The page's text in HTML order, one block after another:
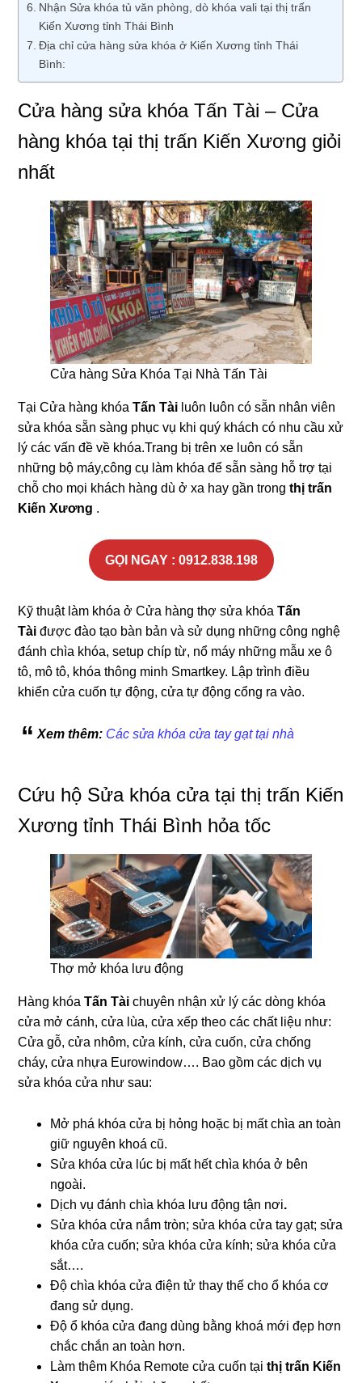
Nhận Sửa khóa tủ văn phòng, dò khóa vali tại thị trấn
Kiến Xương tỉnh Thái Bình
Địa chỉ cửa hàng sửa khóa ở Kiến Xương tỉnh Thái
Bình:
Cửa hàng sửa khóa Tấn Tài – Cửa
hàng khóa tại thị trấn Kiến Xương giỏi
nhất
Cửa hàng Sửa Khóa Tại Nhà Tấn Tài
Tại Cửa hàng khóaTấn Tài luôn luôn có sẵn nhân viên
sửa khóa sẵn sàng phục vụ khi quý khách có nhu cầu xử
lý các vấn đề về khóa.Trang bị trên xe luôn có sẵn
những bộ máy,công cụ làm khóa để sẵn sàng hỗ trợ tại
chỗ cho mọi khách hàng dù ở xa hay gần trongthị trấn
Kiến Xương .
GỌI NGAY : 0912.838.198
Kỹ thuật làm khóa ở Cửa hàng thợ sửa khóaTấn
Tài được đào tạo bàn bản và sử dụng những công nghệ
đánh chìa khóa, setup chíp từ, nổ máy những mẫu xe ô
tô, mô tô, khóa thông minh Smartkey. Lập trình điều
khiển cửa cuốn tự động, cửa tự động cổng ra vào.
Xem thêm: Các sửa khóa cửa tay gạt tại nhà
Cứu hộ Sửa khóa cửa tại thị trấn Kiến
Xương tỉnh Thái Bình hỏa tốc
Thợ mở khóa lưu động
Hàng khóaTấn Tài chuyên nhận xử lý các dòng khóa
cửa mở cánh, cửa lùa, cửa xếp theo các chất liệu như:
Cửa gỗ, cửa nhôm, cửa kính, cửa cuốn, cửa chống
cháy, cửa nhựa Eurowindow…. Bao gồm các dịch vụ
sửa khóa cửa như sau:
Mở phá khóa cửa bị hỏng hoặc bị mất chìa an toàn
giữ nguyên khoá cũ.
Sửa khóa cửa lúc bị mất hết chìa khóa ở bên
ngoài.
Dịch vụ đánh chìa khóa lưu động tận nơi.
Sửa khóa cửa nắm tròn; sửa khóa cửa tay gạt; sửa
khóa cửa cuốn; sửa khóa cửa kính; sửa khóa cửa
sắt….
Độ chìa khóa cửa điện tử thay thế cho ổ khóa cơ
đang sử dụng.
Độ ổ khóa cửa đang dùng bằng khoá mới đẹp hơn
chắc chắn an toàn hơn.
Làm thêm Khóa Remote cửa cuốn tạithị trấn Kiến